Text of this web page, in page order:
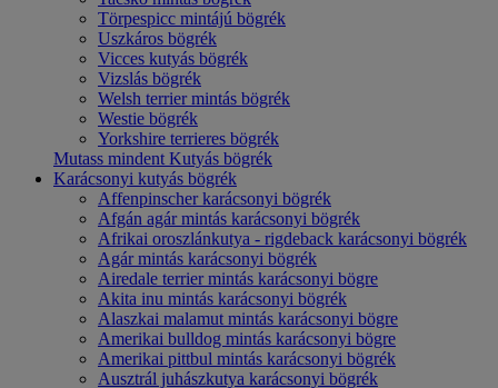
Törpespicc mintájú bögrék
Uszkáros bögrék
Vicces kutyás bögrék
Vizslás bögrék
Welsh terrier mintás bögrék
Westie bögrék
Yorkshire terrieres bögrék
Mutass mindent Kutyás bögrék
Karácsonyi kutyás bögrék
Affenpinscher karácsonyi bögrék
Afgán agár mintás karácsonyi bögrék
Afrikai oroszlánkutya - rigdeback karácsonyi bögrék
Agár mintás karácsonyi bögrék
Airedale terrier mintás karácsonyi bögre
Akita inu mintás karácsonyi bögrék
Alaszkai malamut mintás karácsonyi bögre
Amerikai bulldog mintás karácsonyi bögre
Amerikai pittbul mintás karácsonyi bögrék
Ausztrál juhászkutya karácsonyi bögrék